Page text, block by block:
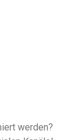
werden?